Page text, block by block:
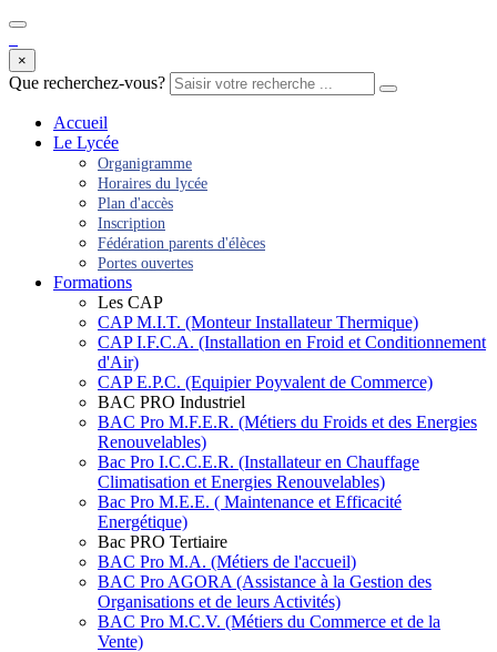
×
Que recherchez-vous?
Accueil
Le Lycée
Organigramme
Horaires du lycée
Plan d'accès
Inscription
Fédération parents d'élèces
Portes ouvertes
Formations
Les CAP
CAP M.I.T. (Monteur Installateur Thermique)
CAP I.F.C.A. (Installation en Froid et Conditionnement
d'Air)
CAP E.P.C. (Equipier Poyvalent de Commerce)
BAC PRO Industriel
BAC Pro M.F.E.R. (Métiers du Froids et des Energies
Renouvelables)
Bac Pro I.C.C.E.R. (Installateur en Chauffage
Climatisation et Energies Renouvelables)
Bac Pro M.E.E. ( Maintenance et Efficacité
Energétique)
Bac PRO Tertiaire
BAC Pro M.A. (Métiers de l'accueil)
BAC Pro AGORA (Assistance à la Gestion des
Organisations et de leurs Activités)
BAC Pro M.C.V. (Métiers du Commerce et de la
Vente)